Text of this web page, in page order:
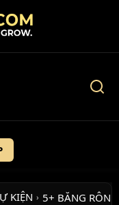
KIỆN › 5+ BĂNG RÔN